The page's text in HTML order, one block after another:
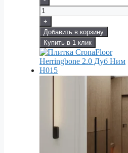
+
Добавить в корзину
Купить в 1 клик